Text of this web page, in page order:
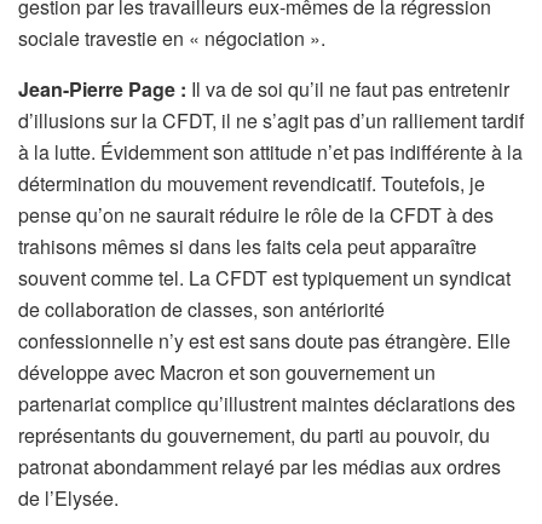
gestion par les travailleurs eux-mêmes de la régression
sociale travestie en « négociation ».
Jean-Pierre Page : Il va de soi qu’il ne faut pas entretenir
d’illusions sur la CFDT, il ne s’agit pas d’un ralliement tardif
à la lutte. Évidemment son attitude n’et pas indifférente à la
détermination du mouvement revendicatif. Toutefois, je
pense qu’on ne saurait réduire le rôle de la CFDT à des
trahisons mêmes si dans les faits cela peut apparaître
souvent comme tel. La CFDT est typiquement un syndicat
de collaboration de classes, son antériorité
confessionnelle n’y est est sans doute pas étrangère. Elle
développe avec Macron et son gouvernement un
partenariat complice qu’illustrent maintes déclarations des
représentants du gouvernement, du parti au pouvoir, du
patronat abondamment relayé par les médias aux ordres
de l’Elysée.